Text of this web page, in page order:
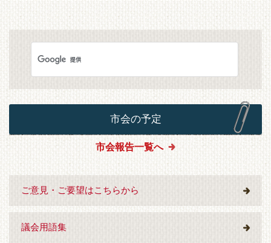
市会の予定
市会報告一覧へ
ご意見・ご要望はこちらから
議会用語集